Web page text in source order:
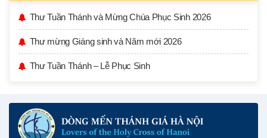
Thư Tuần Thánh và Mừng Chúa Phục Sinh 2026
Thư mừng Giáng sinh và Năm mới 2026
Thư Tuần Thánh – Lễ Phục Sinh